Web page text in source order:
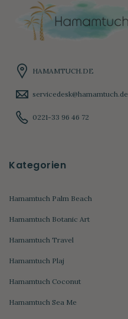
HAMAMTUCH.DE
servicedesk@hamamtuch.de
0221-33 96 46 72
Kategorien
Hamamtuch Palm Beach
Hamamtuch Botanic Art
Hamamtuch Travel
Hamamtuch Plaj
Hamamtuch Coconut
Hamamtuch Sea Me